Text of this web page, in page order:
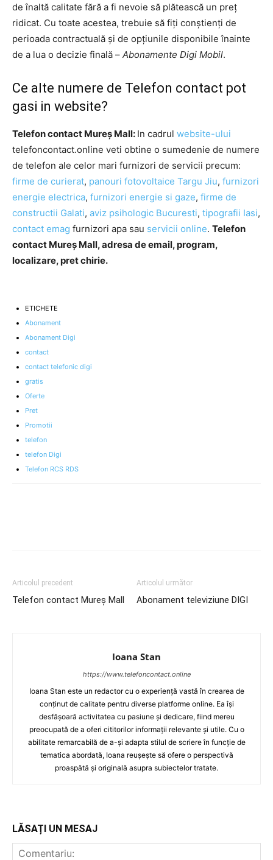
de înaltă calitate fără a fi nevoie să plătească un preț
ridicat. Cu toate acestea, trebuie să fiți conștienți de
perioada contractuală și de opțiunile disponibile înainte
de a lua o decizie finală – Abonamente Digi Mobil.
Ce alte numere de Telefon contact pot
gasi in website?
Telefon contact Mureș Mall: In cadrul website-ului
telefoncontact.online veti obtine o sumedenie de numere
de telefon ale celor mari furnizori de servicii precum:
firme de curierat, panouri fotovoltaice Targu Jiu, furnizori
energie electrica, furnizori energie si gaze, firme de
constructii Galati, aviz psihologic Bucuresti, tipografii Iasi,
contact emag furnizori apa sau servicii online. Telefon
contact Mureș Mall, adresa de email, program,
localizare, pret chirie.
ETICHETE
Abonament
Abonament Digi
contact
contact telefonic digi
gratis
Oferte
Pret
Promotii
telefon
telefon Digi
Telefon RCS RDS
Articolul precedent
Telefon contact Mureș Mall
Articolul următor
Abonament televiziune DIGI
Ioana Stan
https://www.telefoncontact.online
Ioana Stan este un redactor cu o experiență vastă în crearea de
conținut de calitate pentru diverse platforme online. Ea își
desfășoară activitatea cu pasiune și dedicare, fiind mereu
preocupată de a oferi cititorilor informații relevante și utile. Cu o
abilitate remarcabilă de a-și adapta stilul de scriere în funcție de
tematica abordată, Ioana reușește să ofere o perspectivă
proaspătă și originală asupra subiectelor tratate.
LĂSAȚI UN MESAJ